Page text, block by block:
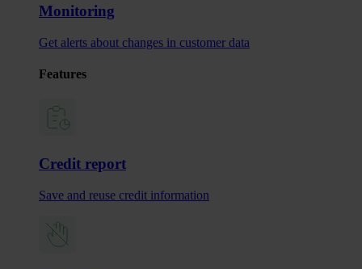
Monitoring
Get alerts about changes in customer data
Features
Credit report
Save and reuse credit information